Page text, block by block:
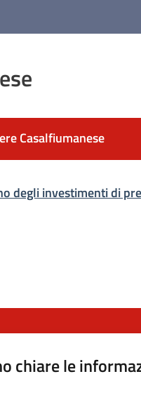
Casalfiumanese
degli investimenti di
chiare le